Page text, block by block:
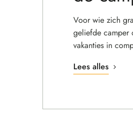
Voor wie zich
geliefde camper
vakanties in
Lees alles